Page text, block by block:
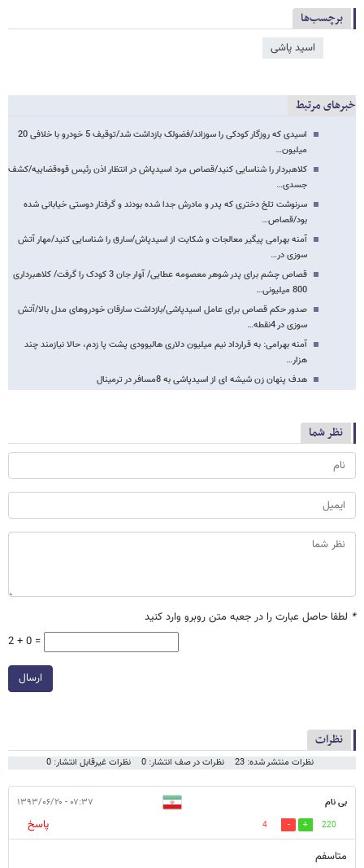
برچسب‌ها
اسید پاشی
خبرهای مرتبط
اسیدی که روزگار کودکی را سوزاند/فضولک بازداشت شد/توقیف 5 خودرو با خلافی 20
میلیون…
کلاهبردار را شناسایی کنید/قصاص مرد اسیدپاش در انتظار اذن رئیس قوه‌قضاییه/کشف
جسدی…
سرنوشت تلخ دختری که پدر و مادرش جدا شده بودند و گرفتار دوستی خیابانی شده
بود/قصاص…
آمنه بهرامی پیگیر معالجات و شکایت از اسیدپاش/سارق را شناسایی کنید/مهار آتش
سوزی در…
قصاص چشم برای پدر شوهر معصومه عطایی/ آوار جان 3 کودک را گرفت/ کلاهبرداری
800 میلیونی…
صدور حکم قصاص برای عامل اسیدپاشی/بازداشت سارقان خودروهای مدل بالا/آتش
سوزی در 4نقطه…
آمنه بهرامی: به قرارداد نیم میلیون دلاری هالیوودی پشت پا زدم، حالا نیازمند چند
هزار…
هدف پنهان زن شیشه ای از اسیدپاشی به 8مسافر در ترمینال
نظر شما
* لطفا حاصل عبارت را در جعبه متن روبرو وارد کنید
2 + 0 =
ارسال
نظرات
نظرات منتشر شده: 23 نظرات در صف انتشار: 0 نظرات غیرقابل انتشار: 0
بی نام ۰۷:۳۷ - ۱۳۹۳/۰۶/۲۰
220
4
پاسخ
متاسفم